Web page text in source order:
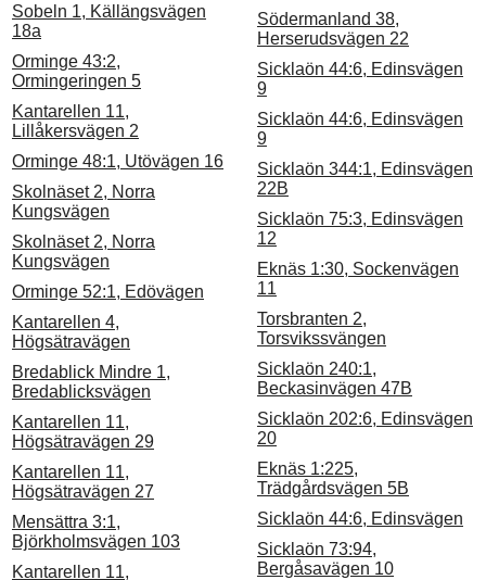
Sobeln 1, Källängsvägen
18a
Orminge 43:2,
Ormingeringen 5
Kantarellen 11,
Lillåkersvägen 2
Orminge 48:1, Utövägen 16
Skolnäset 2, Norra
Kungsvägen
Skolnäset 2, Norra
Kungsvägen
Orminge 52:1, Edövägen
Kantarellen 4,
Högsätravägen
Bredablick Mindre 1,
Bredablicksvägen
Kantarellen 11,
Högsätravägen 29
Kantarellen 11,
Högsätravägen 27
Mensättra 3:1,
Björkholmsvägen 103
Kantarellen 11,
Södermanland 38,
Herserudsvägen 22
Sicklaön 44:6, Edinsvägen
9
Sicklaön 44:6, Edinsvägen
9
Sicklaön 344:1, Edinsvägen
22B
Sicklaön 75:3, Edinsvägen
12
Eknäs 1:30, Sockenvägen
11
Torsbranten 2,
Torsvikssvängen
Sicklaön 240:1,
Beckasinvägen 47B
Sicklaön 202:6, Edinsvägen
20
Eknäs 1:225,
Trädgårdsvägen 5B
Sicklaön 44:6, Edinsvägen
Sicklaön 73:94,
Bergåsavägen 10